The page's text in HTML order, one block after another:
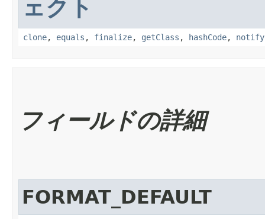
ェクト
clone, equals , finalize, getClass , hashCode, notify
フィールドの詳細
FORMAT_DEFAULT